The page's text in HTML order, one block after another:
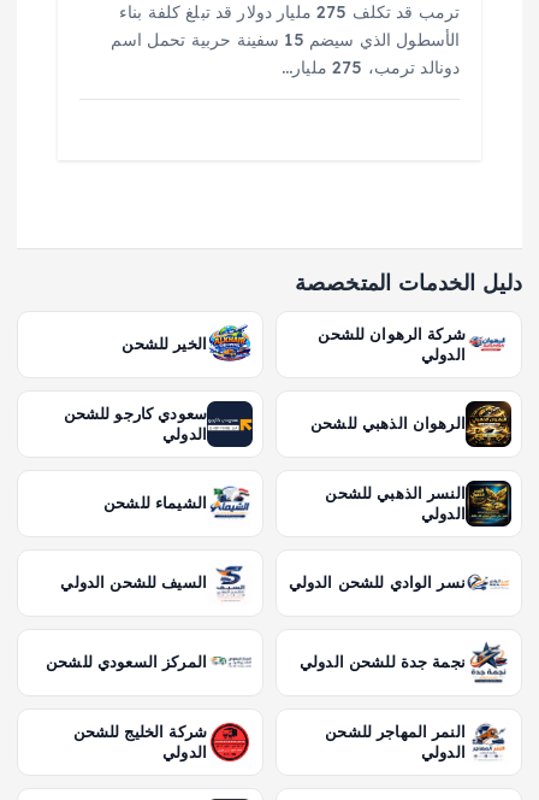
ترمب قد تكلف 275 مليار دولار قد تبلغ كلفة بناء
الأسطول الذي سيضم 15 سفينة حربية تحمل اسم
دونالد ترمب، 275 مليار…
دليل الخدمات المتخصصة
شركة الرهوان للشحن
الدولي
الخير للشحن
الرهوان الذهبي للشحن
سعودي كارجو للشحن
الدولي
النسر الذهبي للشحن
الدولي
الشيماء للشحن
نسر الوادي للشحن الدولي السيف للشحن الدولي
نجمة جدة للشحن الدولي المركز السعودي للشحن
النمر المهاجر للشحن
الدولي
شركة الخليج للشحن
الدولي